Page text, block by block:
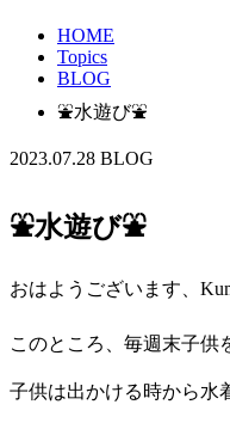
HOME
Topics
BLOG
⛲水遊び⛲
2023.07.28 BLOG
⛲水遊び⛲
おはようございます、
このところ、毎週末子供
子供は出かける時から水